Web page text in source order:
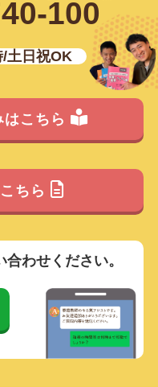
100
土日祝OK
こちら
ちら
わせください。